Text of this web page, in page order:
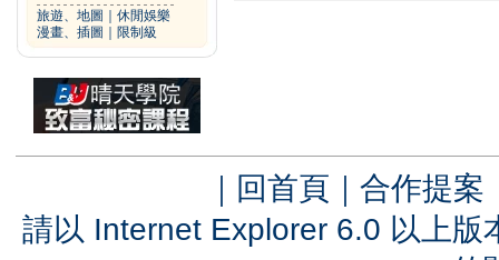
旅遊、地圖
休閒娛樂
漫畫、插圖
限制級
｜ 回首頁 ｜ 合作提案
請以 Internet Explorer 6.0 以上